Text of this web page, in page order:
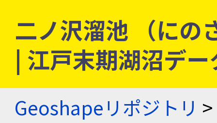
二ノ沢溜池 （に
| 江戸末期湖沼デ
Geoshapeリポジトリ >